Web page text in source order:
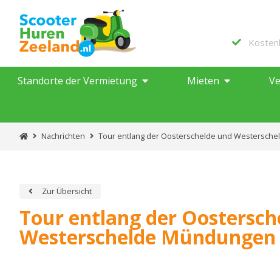
Standorte der Vermietung Mieten
Nachrichten Tour entlang der Oosterschelde und
Zur Übersicht
Tour entlang der
Westerschelde Mündungen